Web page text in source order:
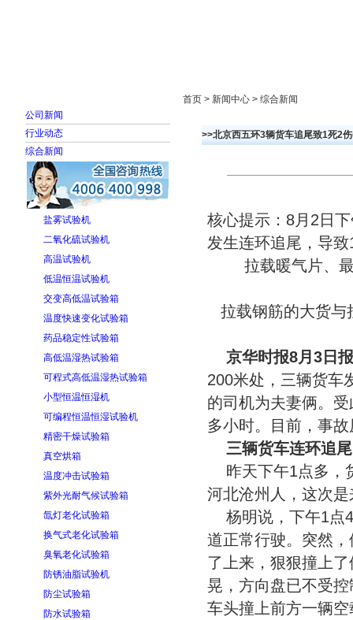
公司新闻
行业动态
综合新闻
盐雾试验机
二氧化硫试验机
高温试验机
低温恒温试验机
交变高低温试验箱
温度快速变化试验箱
药品稳定性试验箱
高低温湿热试验箱
可程式高低温湿热试验箱
小型恒温恒湿机
可编程恒温恒湿试验机
精密干燥试验箱
真空烘箱
温度冲击试验箱
紫外光耐气候试验箱
氙灯老化试验箱
换气式老化试验箱
臭氧老化试验箱
防锈油脂试验机
防尘试验箱
防水试验箱
首页 > 新闻中心 > 综合新闻
>>北京西五环3辆货车追尾致1死2
核心提示：8月2日
发生连环追尾，导
拉载暖气片、
拉载钢筋的大货与
京华时报8月3日
200米处，三辆货车
的司机为夫妻俩。
多小时。目前，事
三辆货车连环追尾
昨天下午1点多，
河北沧州人，这次
杨明说，下午1点
道正常行驶。突然
了上来，狠狠撞上
晃，方向盘已不受
车头撞上前方一辆